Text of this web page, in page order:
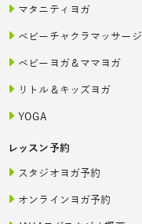
マタニティヨガ
ベビーチャクラマッサージ
ベビーヨガ＆ママヨガ
リトル＆キッズヨガ
YOGA
レッスン予約
スタジオヨガ予約
オンラインヨガ予約